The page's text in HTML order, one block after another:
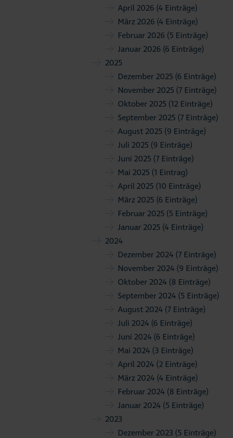
April 2026 (4 Einträge)
März 2026 (4 Einträge)
Februar 2026 (5 Einträge)
Januar 2026 (6 Einträge)
2025
Dezember 2025 (6 Einträge)
November 2025 (7 Einträge)
Oktober 2025 (12 Einträge)
September 2025 (7 Einträge)
August 2025 (9 Einträge)
Juli 2025 (9 Einträge)
Juni 2025 (7 Einträge)
Mai 2025 (1 Eintrag)
April 2025 (10 Einträge)
März 2025 (6 Einträge)
Februar 2025 (5 Einträge)
Januar 2025 (4 Einträge)
2024
Dezember 2024 (7 Einträge)
November 2024 (9 Einträge)
Oktober 2024 (8 Einträge)
September 2024 (5 Einträge)
August 2024 (7 Einträge)
Juli 2024 (6 Einträge)
Juni 2024 (6 Einträge)
Mai 2024 (3 Einträge)
April 2024 (2 Einträge)
März 2024 (4 Einträge)
Februar 2024 (8 Einträge)
Januar 2024 (5 Einträge)
2023
Dezember 2023 (5 Einträge)